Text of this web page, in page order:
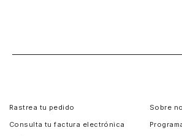
Rastrea tu pedido
Consulta tu factura electrónica
Sobre